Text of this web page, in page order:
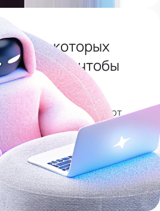
с которых
чтобы
которые позволяют
лицу, рекомендуем
если не планируете карьеру
в тг-канал